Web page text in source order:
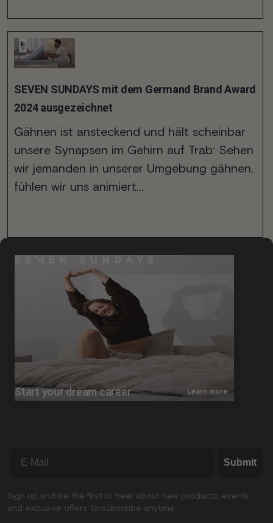
SEVEN SUNDAYS mit dem Germand Brand Award
2024 ausgezeichnet
Gähnen ist ansteckend und hält scheinbar
unsere Synapsen im Gehirn auf Trab: Sehen
wir jemanden in unserer Umgebung gähnen,
fühlen wir uns animiert...
Start your dream career Learn more
Submit
Sign up and be the first to hear about new products, events
and exclusive offers. Unsubscribe anytime.